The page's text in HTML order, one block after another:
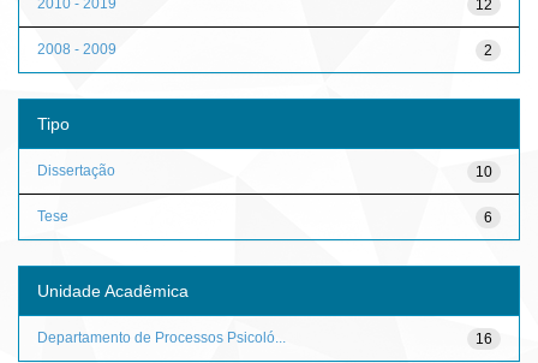
12
2
2008 - 2009
Tipo
10
Dissertação
6
Tese
Unidade Acadêmica
16
Departamento de Processos Psicoló...